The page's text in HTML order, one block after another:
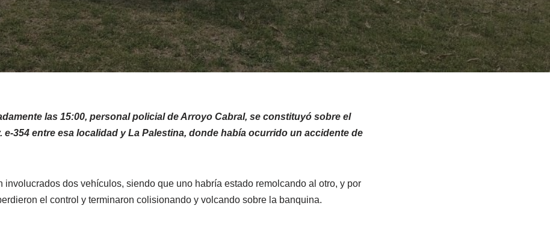
las 15:00, personal policial de Arroyo Cabral, se constituyó sobre el
e-354 entre esa localidad y La Palestina, donde había ocurrido un accidente de
involucrados dos vehículos, siendo que uno habría estado remolcando al otro, y por
el control y terminaron colisionando y volcando sobre la banquina.